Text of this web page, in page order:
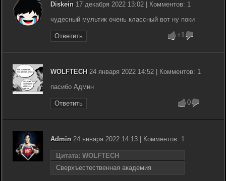
Diskein 17 декабря 2022 13:02 | Комментов: 1
чудесный мультик очень классный вот ну поки
Ответить +1
WOLFTECH 24 января 2022 14:52 | Комментов: 1
пасибо Админ
Ответить 0
Admin 24 января 2022 14:13 | Комментов: 1
Цитата: WOLFTECH
Сверхъестественная академия